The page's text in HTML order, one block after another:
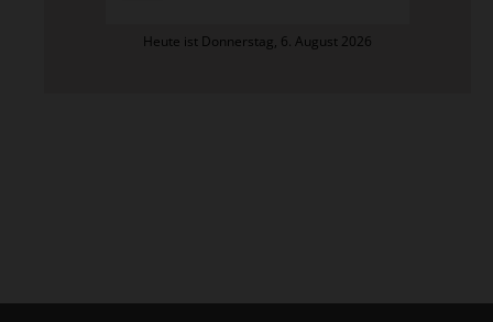
Heute ist Donnerstag, 6. August 2026